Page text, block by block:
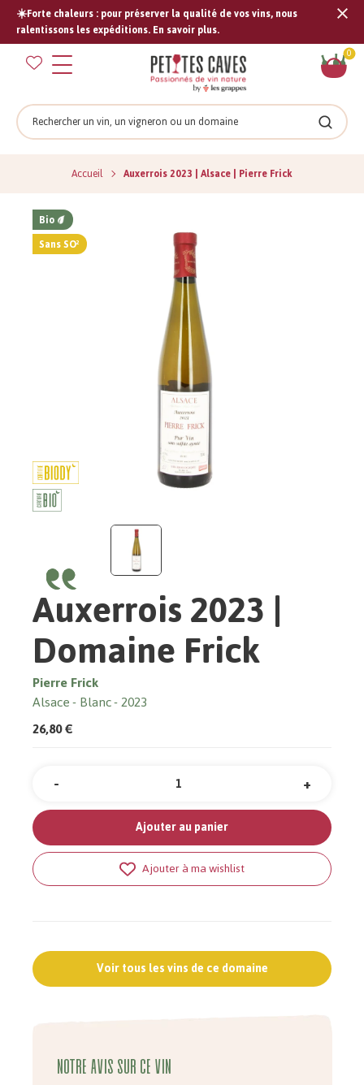
☀️Forte chaleurs : pour préserver la qualité de vos vins, nous
ralentissons les expéditions. En savoir plus.
0
Rechercher
Accueil Auxerrois 2023 | Alsace | Pierre Frick
Bio
Sans SO²
Auxerrois 2023 |
Domaine Frick
Pierre Frick
Alsace Blanc 2023
26,80 €
Quantité +
-
Ajouter au panier
Ajouter à ma wishlist
Voir tous les vins de ce domaine
Notre avis sur ce vin